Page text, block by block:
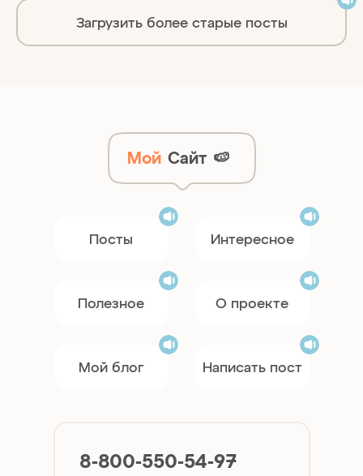
Загрузить более старые посты
Мой Сайт 🍉
Посты Интересное
Полезное О проекте
Мой блог Написать пост
8-800-550-54-97